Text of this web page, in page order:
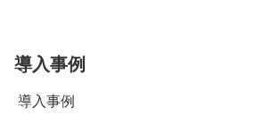
導入事例
導入事例